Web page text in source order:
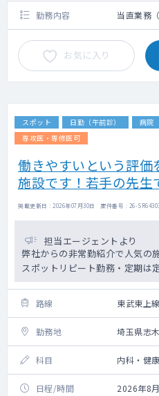
勤務内容 当直業務
お気に入り
スポット 日勤（午前診） 病院
専攻医・専修医可
働きやすいという評価
施設です！若手の先生
掲載更新日 : 2026年07月30日 案件番号 : 26-
担当エージェントより
弊社からの非常勤紹介で人気の施
スポットリピート勤務・定期は
路線 東武東上線
勤務地 埼玉県志
科目 内科・健
日程/時間 2026年8